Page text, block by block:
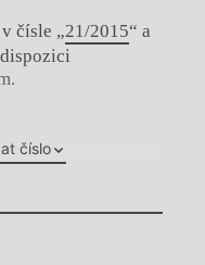
čísle „21/2015“ a
číslo